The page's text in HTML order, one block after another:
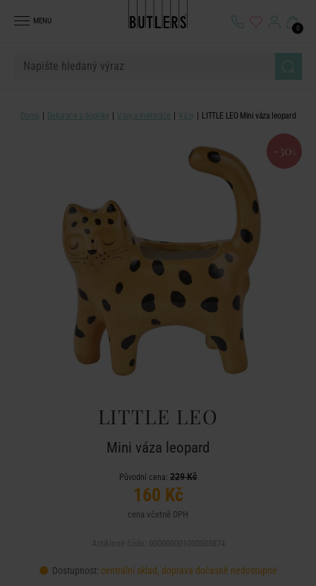
MENU
0
Domů Dekorace a doplňky Vázy a květináče Vázy LITTLE LEO Mini váza leopard
-30 %
LITTLE LEO
Mini váza leopard
Původní cena: 229 Kč
160 Kč
cena včetně DPH
Dostupnost: centrální sklad, doprava dočasně nedostupné